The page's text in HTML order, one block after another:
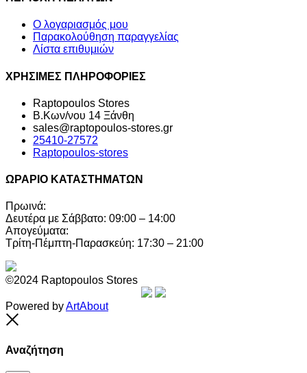
Ο λογαριασμός μου
Παρακολούθηση παραγγελίας
Λίστα επιθυμιών
ΧΡΗΣΙΜΕΣ ΠΛΗΡΟΦΟΡΙΕΣ
Raptopoulos Stores
Β.Κων/νου 14 Ξάνθη
sales@raptopoulos-stores.gr
25410-27572
Raptopoulos-stores
ΩΡΑΡΙΟ ΚΑΤΑΣΤΗΜΑΤΩΝ
Πρωινά:
Δευτέρα με Σάββατο: 09:00 – 14:00
Απογεύματα:
Τρίτη-Πέμπτη-Παρασκεύη: 17:30 – 21:00
©2024 Raptopoulos Stores
Powered byArtAbout
Αναζήτηση